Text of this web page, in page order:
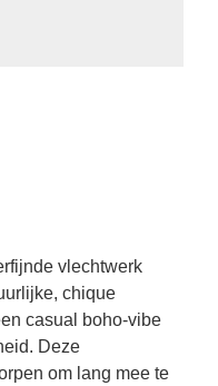
vlechtwerk
chique
casual boho-vibe
Deze
om lang mee te